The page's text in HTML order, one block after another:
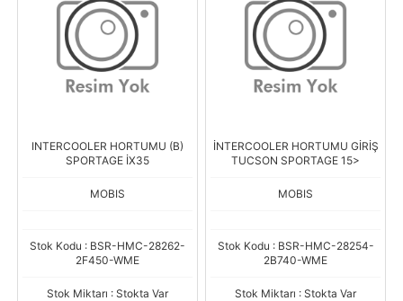
INTERCOOLER HORTUMU (B)
SPORTAGE İX35
MOBIS
Stok Kodu : BSR-HMC-28262-
2F450-WME
Stok Miktarı : Stokta Var
İNTERCOOLER HORTUMU GİRİŞ
TUCSON SPORTAGE 15>
MOBIS
Stok Kodu : BSR-HMC-28254-
2B740-WME
Stok Miktarı : Stokta Var